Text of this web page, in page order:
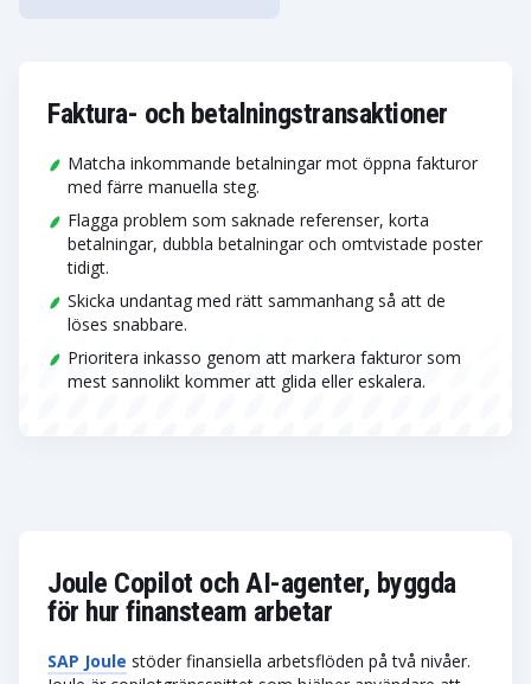
Faktura- och betalningstransaktioner
Matcha inkommande betalningar mot öppna fakturor
med färre manuella steg.
Flagga problem som saknade referenser, korta
betalningar, dubbla betalningar och omtvistade poster
tidigt.
Skicka undantag med rätt sammanhang så att de
löses snabbare.
Prioritera inkasso genom att markera fakturor som
mest sannolikt kommer att glida eller eskalera.
Joule Copilot och AI-agenter, byggda
för hur finansteam arbetar
SAP Joule stöder finansiella arbetsflöden på två nivåer.